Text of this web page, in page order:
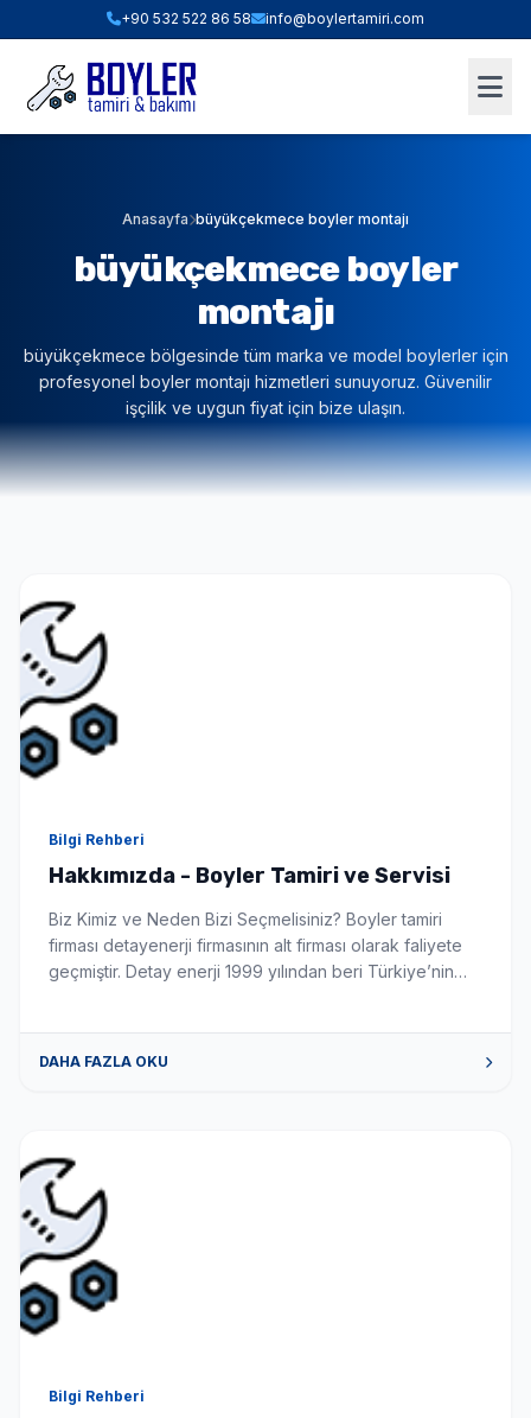
+90 532 522 86 58 info@boylertamiri.com
Anasayfa büyükçekmece boyler montajı
büyükçekmece boyler
montajı
büyükçekmece bölgesinde tüm marka ve model boylerler için
profesyonel boyler montajı hizmetleri sunuyoruz. Güvenilir
işçilik ve uygun fiyat için bize ulaşın.
Bilgi Rehberi
Hakkımızda - Boyler Tamiri ve Servisi
Biz Kimiz ve Neden Bizi Seçmelisiniz? Boyler tamiri
firması detayenerji firmasının alt firması olarak faliyete
geçmiştir. Detay enerji 1999 yılından beri Türkiye’nin
DAHA FAZLA OKU
Bilgi Rehberi
ANINDA FIYAT HESABI
Hızlı Teklif & Keşif Sihirbazı
2. BOYLER HACMI / TIPI
3. BULUNDUĞUNUZ İLÇE (İSTANBUL)